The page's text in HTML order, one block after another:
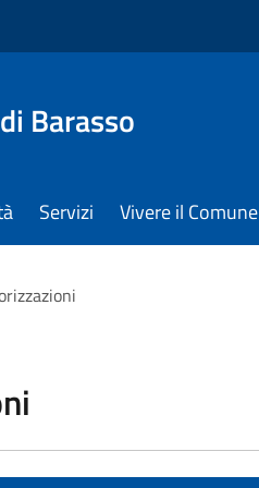
Barasso
Servizi Vivere il Comune